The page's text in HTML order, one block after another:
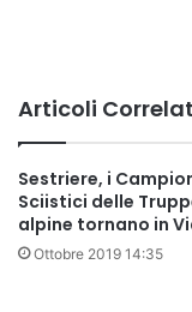
Articoli
Sestriere, i
Sciistici delle
alpine tornano in
Ottobre 2019 14:35